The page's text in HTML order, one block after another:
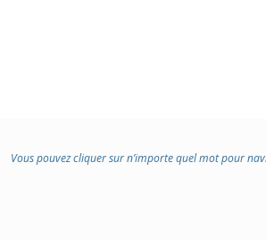
Vous pouvez cliquer sur n’importe quel mot pour